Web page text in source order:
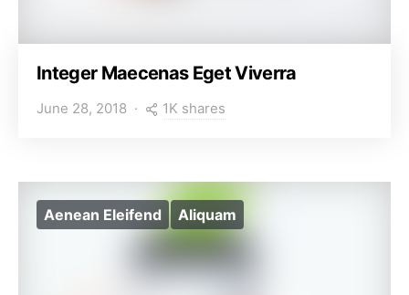
Integer Maecenas Eget Viverra
June 28, 2018 1K shares
Aenean Eleifend Aliquam